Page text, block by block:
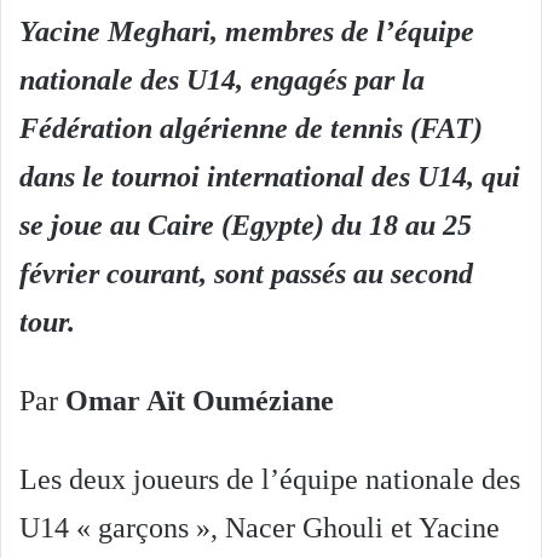
Yacine Meghari, membres de l’équipe
nationale des U14, engagés par la
Fédération algérienne de tennis (FAT)
dans le tournoi international des U14, qui
se joue au Caire (Egypte) du 18 au 25
février courant, sont passés au second
tour.
Par Omar Aït Ouméziane
Les deux joueurs de l’équipe nationale des
U14 « garçons », Nacer Ghouli et Yacine